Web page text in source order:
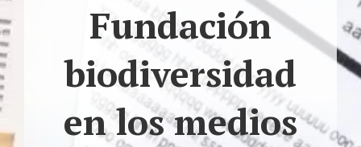
Fundación
biodiversidad
en los medios